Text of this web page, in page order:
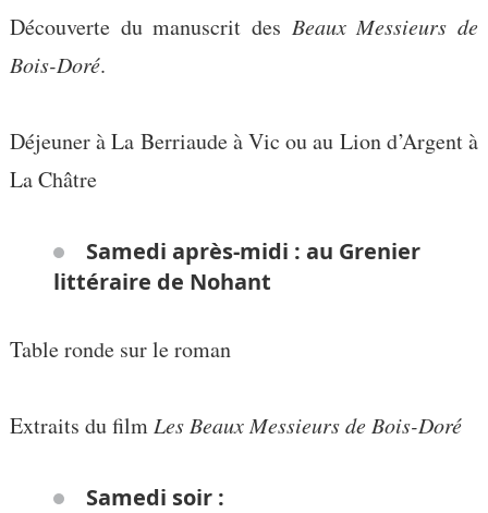
Découverte du manuscrit des Beaux Messieurs de
Bois-Doré.
Déjeuner à La Berriaude à Vic ou au Lion d’Argent à
La Châtre
Samedi après-midi : au Grenier
littéraire de Nohant
Table ronde sur le roman
Extraits du film Les Beaux Messieurs de Bois-Doré
Samedi soir :